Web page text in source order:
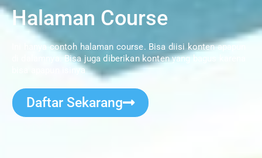
Halaman Course
Ini hanya contoh halaman course. Bisa diisi konten apapun
di dalamnya. Bisa juga diberikan konten yang bagus karena
bisa apapun isinya
Daftar Sekarang